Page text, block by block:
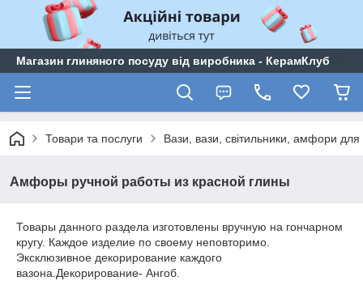
Магазин глиняного посуду від виробника - КерамКлуб
Товари та послуги Вази, вази, світильники, амфори для
Амфоры ручной работы из красной глины
Товары данного раздела изготовлены вручную на гончарном
кругу. Каждое изделие по своему неповторимо.
Эксклюзивное декорирование каждого
вазона.Декорирование- Ангоб.